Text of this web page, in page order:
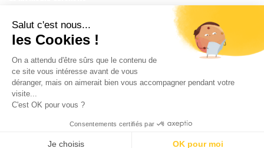
AEF info
Novethic
PRODURABLE
Inclusiv Day
Données personnelles Mentions légales 2025-2026 Tout droits réservés
Salut c'est nous...
les Cookies !
On a attendu d'être sûrs que le contenu de
ce site vous intéresse avant de vous
déranger, mais on aimerait bien vous accompagner pendant votre
visite...
C'est OK pour vous ?
Consentements certifiés par
Je choisis OK pour moi